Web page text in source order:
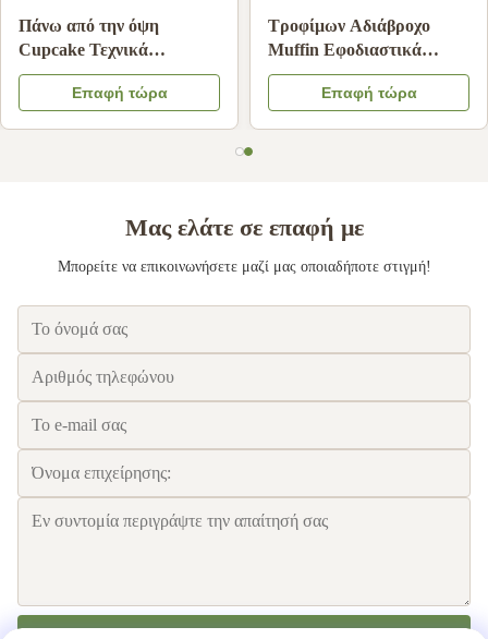
Τροφική ποιότητα Άσπρη
χεριού σταγόνα φίλτρα
καφέ ανθεκτικό στο λάδι
χαρτί διήθησης καφέ
Επαφή τώρα
Αντικολλητικές επενδύσεις
cupcake μιας χρήσης για
φλιτζάνια ψησίματος
ανθεκτικές σε υψηλές
Επαφή τώρα
Μας ελάτε σε επαφή με
Μπορείτε να επικοινωνήσετε μαζί μας οποιαδήποτε στιγμή!